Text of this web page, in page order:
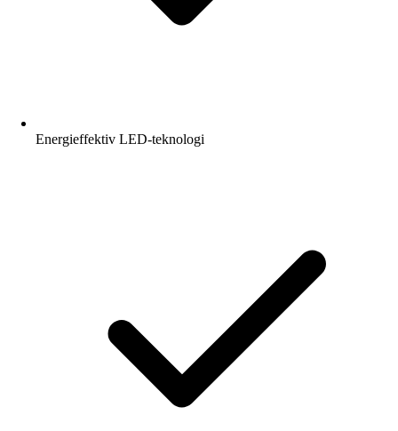
Energieffektiv LED-teknologi